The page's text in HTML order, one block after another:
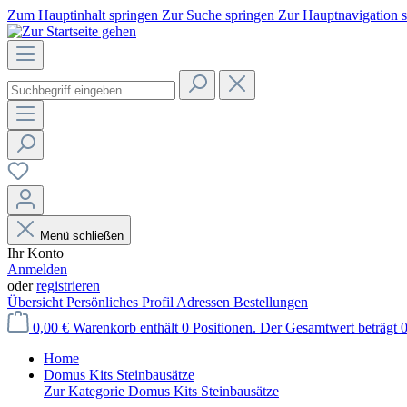
Zum Hauptinhalt springen Zur Suche springen Zur Hauptnavigation
Menü schließen
Ihr Konto
Anmelden
oderregistrieren
Übersicht Persönliches Profil Adressen Bestellungen
0,00 € Warenkorb enthält 0 Positionen. Der Gesamtwert beträgt
Home
Domus Kits Steinbausätze
Zur Kategorie Domus Kits Steinbausätze